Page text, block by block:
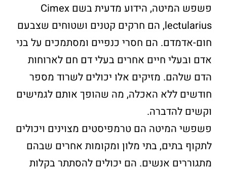
פשפש המיטה, הידוע מדעית בשם Cimex
lectularius, הם חרקים קטנים ושטוחים שצבעם
חום-אדמדם. הם חסרי כנפיים ומסתמכים על בני
אדם ובעלי חיים אחרים בעלי דם חם לארוחות
הדם שלהם. מזיקים אלו יכולים לשרוד מספר
חודשים ללא האכלה, מה שהופך אותם לגמישים
וקשים להדברה.
פשפשי המיטה הם טרמפיסטים מצוינים ויכולים
לתקוף בתים, בתי מלון ומקומות אחרים שבהם
מתגוררים אנשים. הם יכולים להסתתר בקלות